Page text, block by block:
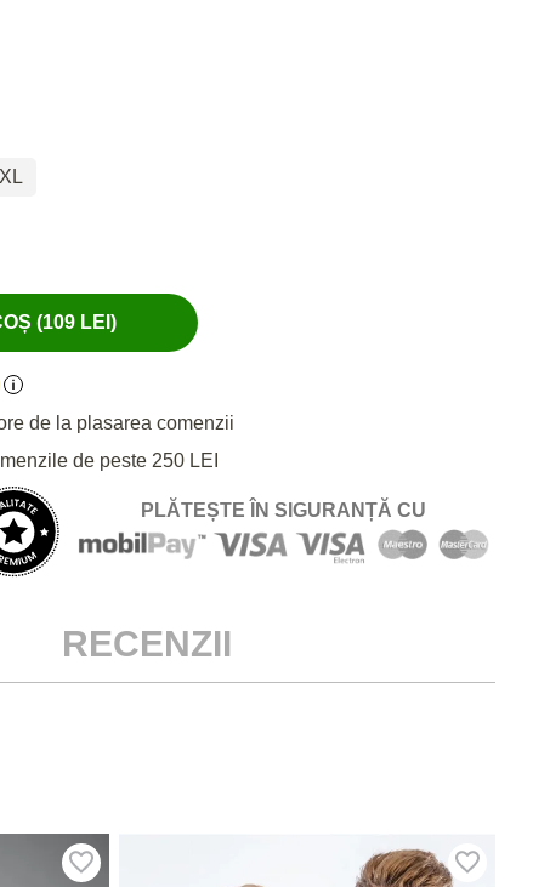
(109 LEI)
de la plasarea comenzii
de peste 250 LEI
PLĂTEȘTE ÎN SIGURANȚĂ CU
RECENZII